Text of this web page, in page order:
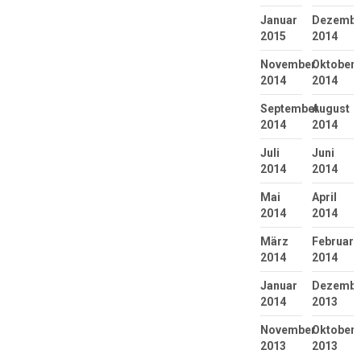
Januar
2015
2014
November
2014
Oktober
2014
September
2014
August
2014
Juli
2014
Juni
2014
Mai
2014
April
2014
März
2014
Februar
2014
Januar
2014
2013
November
2013
Oktober
2013